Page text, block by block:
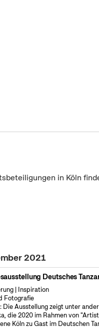
in Köln
2021
Deutsches
| Inspiration
Fotografie
Die Ausstellung zeigt unter
die 2020 im Rahmen von
Köln zu Gast im Deutschen